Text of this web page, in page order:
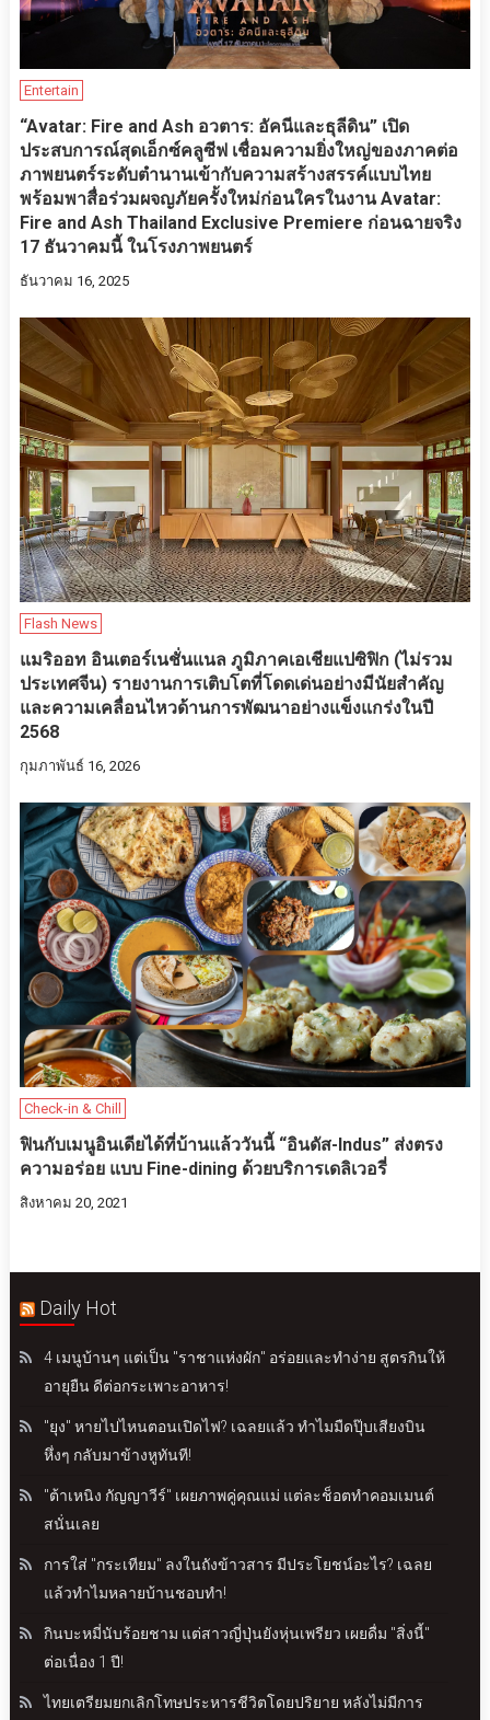
Entertain
“Avatar: Fire and Ash อวตาร: อัคนีและธุลีดิน” เปิด
ประสบการณ์สุดเอ็กซ์คลูซีฟ เชื่อมความยิ่งใหญ่ของภาคต่อ
ภาพยนตร์ระดับตำนานเข้ากับความสร้างสรรค์แบบไทย
พร้อมพาสื่อร่วมผจญภัยครั้งใหม่ก่อนใครในงาน Avatar:
Fire and Ash Thailand Exclusive Premiere ก่อนฉายจริง
17 ธันวาคมนี้ ในโรงภาพยนตร์
ธันวาคม 16, 2025
Flash News
แมริออท อินเตอร์เนชั่นแนล ภูมิภาคเอเชียแปซิฟิก (ไม่รวม
ประเทศจีน) รายงานการเติบโตที่โดดเด่นอย่างมีนัยสำคัญ
และความเคลื่อนไหวด้านการพัฒนาอย่างแข็งแกร่งในปี
2568
กุมภาพันธ์ 16, 2026
Check-in & Chill
ฟินกับเมนูอินเดียได้ที่บ้านแล้ววันนี้ “อินดัส-Indus” ส่งตรง
ความอร่อ​ย​ แบบ Fine-dining ด้วยบริการเดลิเวอรี่
สิงหาคม 20, 2021
Daily Hot
4 เมนูบ้านๆ แต่เป็น "ราชาแห่งผัก" อร่อยและทำง่าย สูตรกินให้
อายุยืน ดีต่อกระเพาะอาหาร!
"ยุง" หายไปไหนตอนเปิดไฟ? เฉลยแล้ว ทำไมมืดปุ๊บเสียงบิน
หึ่งๆ กลับมาข้างหูทันที!
"ต้าเหนิง กัญญาวีร์" เผยภาพคู่คุณแม่ แต่ละช็อตทำคอมเมนต์
สนั่นเลย
การใส่ "กระเทียม" ลงในถังข้าวสาร มีประโยชน์อะไร? เฉลย
แล้วทำไมหลายบ้านชอบทำ!
กินบะหมี่นับร้อยชาม แต่สาวญี่ปุ่นยังหุ่นเพรียว เผยดื่ม "สิ่งนี้"
ต่อเนื่อง 1 ปี!
ไทยเตรียมยกเลิกโทษประหารชีวิตโดยปริยาย หลังไม่มีการ